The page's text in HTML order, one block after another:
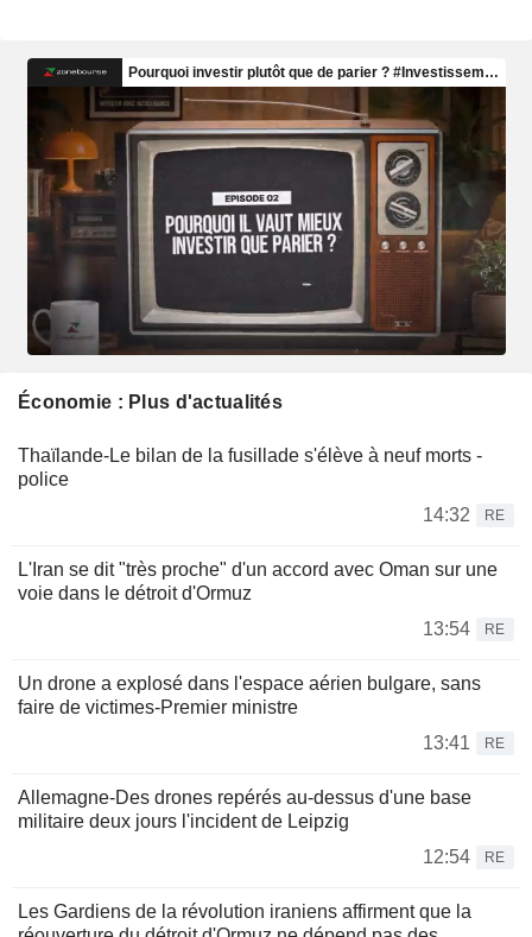
Économie : Plus d'actualités
Thaïlande-Le bilan de la fusillade s'élève à neuf morts -
police
14:32
RE
L'Iran se dit "très proche" d'un accord avec Oman sur une
voie dans le détroit d'Ormuz
13:54
RE
Un drone a explosé dans l'espace aérien bulgare, sans
faire de victimes-Premier ministre
13:41
RE
Allemagne-Des drones repérés au-dessus d'une base
militaire deux jours l'incident de Leipzig
12:54
RE
Les Gardiens de la révolution iraniens affirment que la